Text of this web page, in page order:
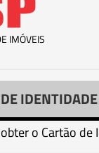
IMÓVEIS
o Cartão